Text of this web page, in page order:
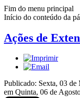
Fim do menu principal
Início do conteúdo da
Ações de
Publicado: Sexta, 03
em Quinta, 06 de